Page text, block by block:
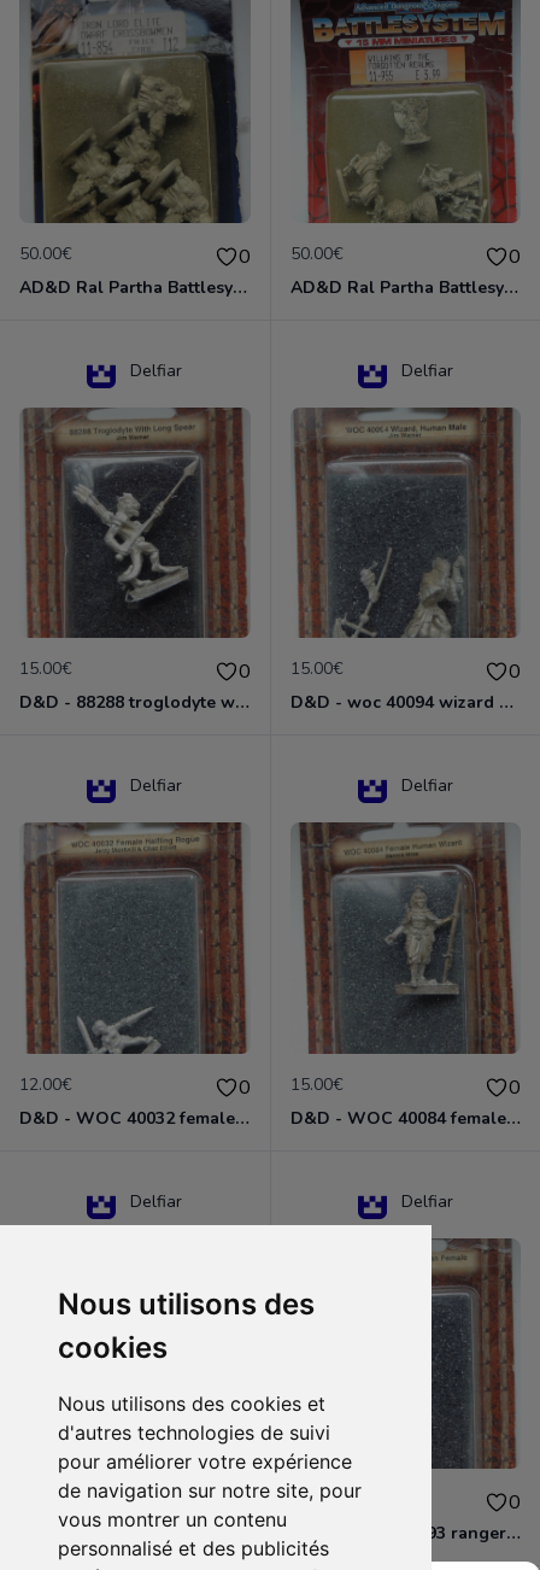
Nous utilisons des
cookies
Nous utilisons des cookies et
d'autres technologies de suivi
pour améliorer votre expérience
de navigation sur notre site, pour
vous montrer un contenu
personnalisé et des publicités
50.00€ 0
AD&D Ral Partha Battlesystem Miniatures Pack Iron Lord Dwarf Crossbowmen 11-854
50.00€ 0
AD&D Ral Partha Battlesystem Villains/Forgotten Realms 11-955 Miniatures
Delfiar
15.00€ 0
D&D - 88288 troglodyte with long Miniature - Donjons Dragons
Delfiar
15.00€ 0
D&D - woc 40094 wizard human male Miniature - Donjons Dragons
Delfiar
12.00€ 0
D&D - WOC 40032 female halfling rogue Miniature - Donjons Dragons
Delfiar
15.00€ 0
D&D - WOC 40084 female human wizard Miniature - Donjons Dragons
Delfiar
15.00€ 0
D&D - 88286 paladin human male Miniature - Donjons Dragons
Delfiar
12.00€ 0
D&D - WOC 40093 ranger human female Miniature - Donjons Dragons